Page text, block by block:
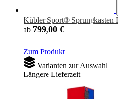
Kübler Sport®
ab 799,00 €
Zum Produkt
Varianten zur Auswahl
Längere Lieferzeit